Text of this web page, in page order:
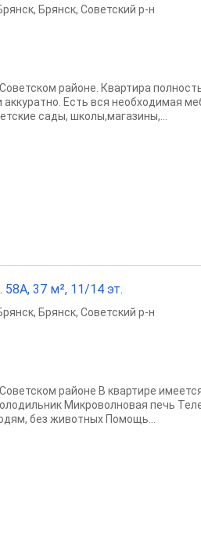
, Брянск, Советский р-н
районе. Квартира
Есть вся необходимая
сады, школы,магазины,...
37 м², 11/14 эт.
, Брянск, Советский р-н
районе В квартире
Микроволновая печь
без животных Помощь...